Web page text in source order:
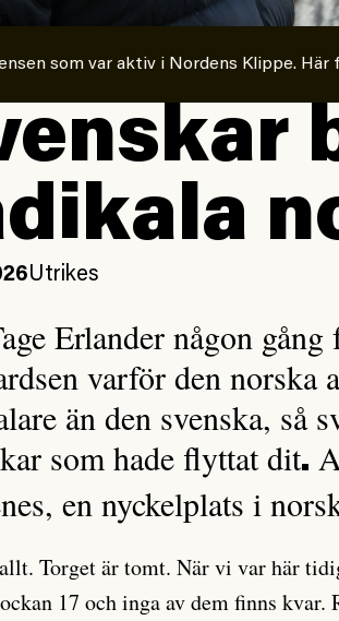
som var aktiv i Nordens Klippe.
Utrikes
Erlander någon
varför den norska
än den svenska, så
som hade flyttat dit.
en nyckelplats i
Torget är tomt. När vi var här
17 och inga av dem finns kvar.